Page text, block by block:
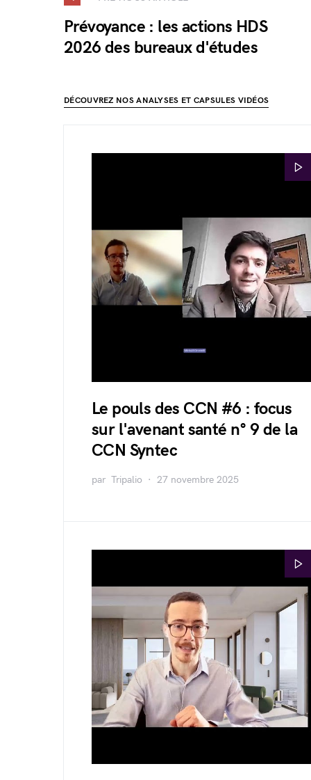
Prévoyance : les actions HDS
2026 des bureaux d'études
DÉCOUVREZ NOS ANALYSES ET CAPSULES VIDÉOS
Le pouls des CCN #6 : focus
sur l'avenant santé n° 9 de la
CCN Syntec
par Tripalio 27 novembre 2025